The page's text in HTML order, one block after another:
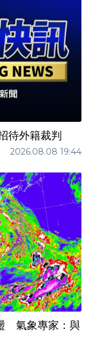
待外籍裁判
2026.08.08 19:44
氣象專家：與